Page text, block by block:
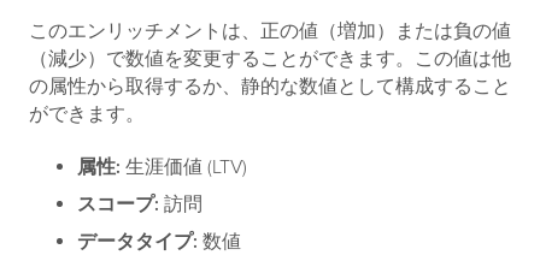
このエンリッチメントは、正の値（増加）または負の値
（減少）で数値を変更することができます。この値は他
の属性から取得するか、静的な数値として構成すること
ができます。
属性: 生涯価値 (LTV)
スコープ: 訪問
データタイプ: 数値